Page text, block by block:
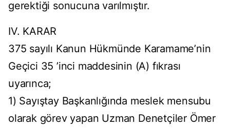
gerektiği sonucuna varılmıştır.
IV. KARAR
375 sayılı Kanun Hükmünde Karamame’nin
Geçici 35 ’inci maddesinin (A) fıkrası
uyarınca;
1) Sayıştay Başkanlığında meslek mensubu
olarak görev yapan Uzman Denetçiler Ömer